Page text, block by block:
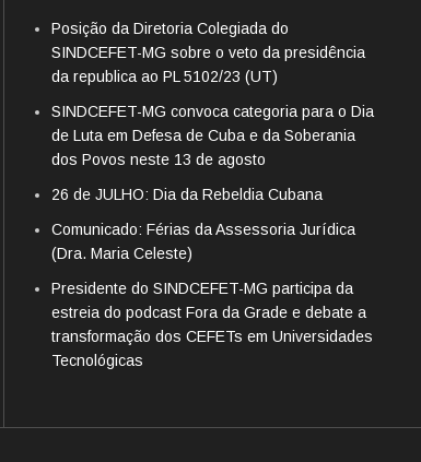
Posição da Diretoria Colegiada do
SINDCEFET-MG sobre o veto da presidência
da republica ao PL 5102/23 (UT)
SINDCEFET-MG convoca categoria para o Dia
de Luta em Defesa de Cuba e da Soberania
dos Povos neste 13 de agosto
26 de JULHO: Dia da Rebeldia Cubana
Comunicado: Férias da Assessoria Jurídica
(Dra. Maria Celeste)
Presidente do SINDCEFET-MG participa da
estreia do podcast Fora da Grade e debate a
transformação dos CEFETs em Universidades
Tecnológicas